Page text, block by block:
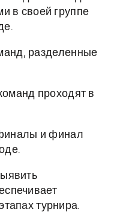
в своей группе
разделенные
проходят в
и финал
турнира.